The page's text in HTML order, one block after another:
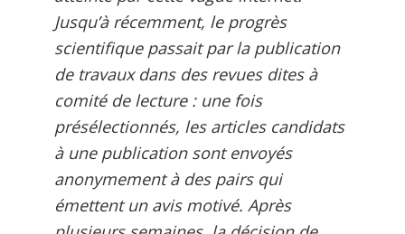
Jusqu’à récemment, le progrès
scientifique passait par la publication
de travaux dans des revues dites à
comité de lecture : une fois
présélectionnés, les articles candidats
à une publication sont envoyés
anonymement à des pairs qui
émettent un avis motivé. Après